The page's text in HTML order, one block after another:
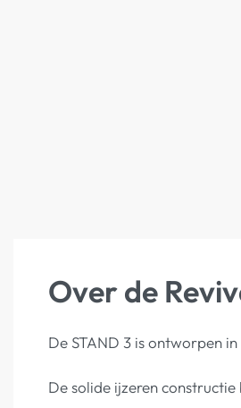
Over de
De STAND 3 is ontworpen
De solide ijzeren